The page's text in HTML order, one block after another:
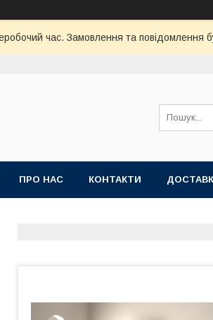
час. Замовлення та повідомлення
ПРО НАС КОНТАКТИ